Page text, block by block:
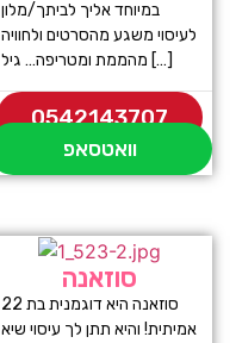
במיוחד אליך לביתך/מלון
לעיסוי משגע מהסרטים ולחוויה
מהממת ומטריפה… גיל […]
0542143707
וואטסאפ
סוזאנה
סוזאנה היא דוגמנית בת 22
אמיתית! והיא תתן לך עיסוי שיא